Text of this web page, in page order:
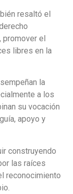
resaltó el
promover el
libres en la
la
a los
su vocación
apoyo y
construyendo
las raíces
reconocimiento